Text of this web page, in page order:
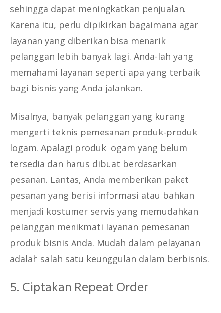
sehingga dapat meningkatkan penjualan.
Karena itu, perlu dipikirkan bagaimana agar
layanan yang diberikan bisa menarik
pelanggan lebih banyak lagi. Anda-lah yang
memahami layanan seperti apa yang terbaik
bagi bisnis yang Anda jalankan.
Misalnya, banyak pelanggan yang kurang
mengerti teknis pemesanan produk-produk
logam. Apalagi produk logam yang belum
tersedia dan harus dibuat berdasarkan
pesanan. Lantas, Anda memberikan paket
pesanan yang berisi informasi atau bahkan
menjadi kostumer servis yang memudahkan
pelanggan menikmati layanan pemesanan
produk bisnis Anda. Mudah dalam pelayanan
adalah salah satu keunggulan dalam berbisnis.
5. Ciptakan Repeat Order